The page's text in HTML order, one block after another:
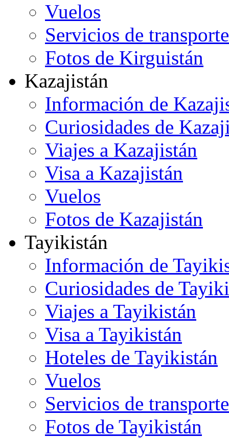
Vuelos
Servicios de transporte
Fotos de Kirguistán
Kazajistán
Información de
Curiosidades de
Viajes a Kazajistán
Visa a Kazajistán
Vuelos
Fotos de Kazajistán
Tayikistán
Información de
Curiosidades de
Viajes a Tayikistán
Visa a Tayikistán
Hoteles de Tayikistán
Vuelos
Servicios de transporte
Fotos de Tayikistán